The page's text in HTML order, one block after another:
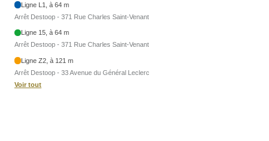
Ligne L1, à 64 m
Arrêt Destoop - 371 Rue Charles Saint-Venant
Ligne 15, à 64 m
Arrêt Destoop - 371 Rue Charles Saint-Venant
Ligne Z2, à 121 m
Arrêt Destoop - 33 Avenue du Général Leclerc
Voir tout